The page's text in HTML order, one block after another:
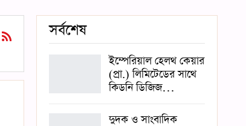
সর্বশেষ
ইম্পেরিয়াল হেলথ কেয়ার
(প্রা.) লিমিটেডের সাথে
কিডনি ডিজিজ…
দুদক ও সাংবাদিক